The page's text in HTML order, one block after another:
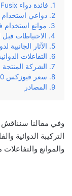
فائدة دواء Fusix
دواعي استخدام
موانع
الاحتياطات
الآثار الجانبية
التفاعلات
الشركة المنتجة
سعر فيوزكس 40 أقراص
المصادر
التركيبة الدوائية
والموانع